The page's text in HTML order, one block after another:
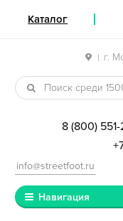
| г.
Перейти к навигации
Перейти к
8 (800)
info@streetfoot.ru
Навигация
Каталог